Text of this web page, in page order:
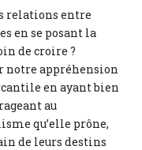
relations entre
en se posant la
de croire ?
notre appréhension
en ayant bien
au
qu’elle prône,
de leurs destins